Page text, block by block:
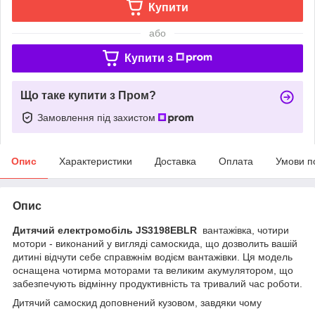
Купити
або
Купити з
Що таке купити з Пром?
Замовлення під захистом
Опис Характеристики Доставка Оплата Умови
Опис
Дитячий електромобіль JS3198EBLR вантажівка, чотири
мотори - виконаний у вигляді самоскида, що дозволить вашій
дитині відчути себе справжнім водієм вантажівки. Ця модель
оснащена чотирма моторами та великим акумулятором, що
забезпечують відмінну продуктивність та тривалий час роботи.
Дитячий самоскид доповнений кузовом, завдяки чому